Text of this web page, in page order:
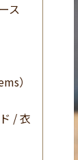
ス
）
/ 衣